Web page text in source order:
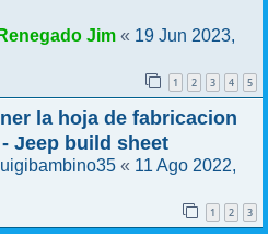
Jim « 19 Jun 2023,
1 2 3 4 5
la hoja de fabricacion
Jeep build sheet
« 11 Ago 2022,
1 2 3